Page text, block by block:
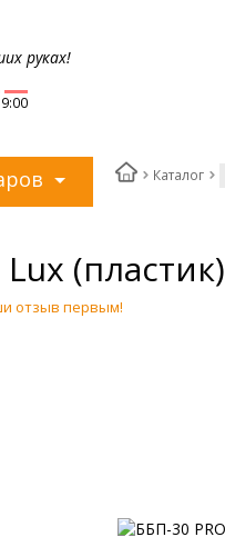
руках!
Каталог
(пластик)
отзыв первым!